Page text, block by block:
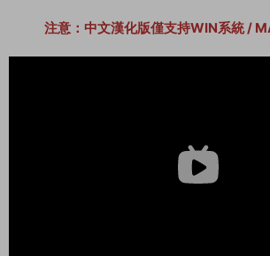
注意：中文漢化版僅支持WIN系統 /